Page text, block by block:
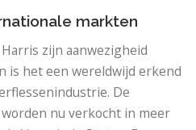
markten
zijn aanwezigheid
is het een wereldwijd erkend
De
nu verkocht in meer